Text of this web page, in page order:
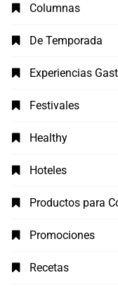
Columnas
De Temporada
Experiencias
Festivales
Healthy
Hoteles
Productos para
Promociones
Recetas